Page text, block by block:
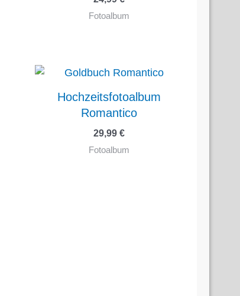
Fotoalbum
Hochzeitsfotoalbum
Romantico
29,99€
Fotoalbum